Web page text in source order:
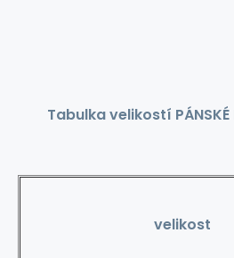
Tabulka velikostí PÁNSKÉ
velikost